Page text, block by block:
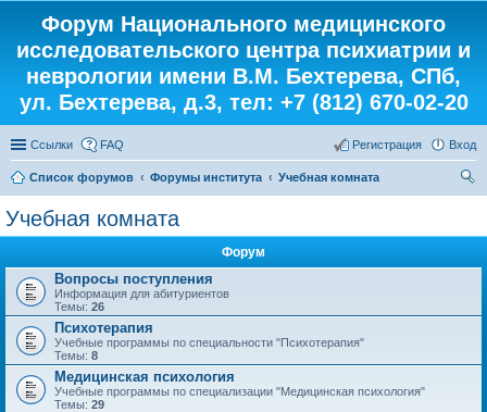
Форум Национального медицинского
исследовательского центра психиатрии и
неврологии имени В.М. Бехтерева, СПб,
ул. Бехтерева, д.3, тел: +7 (812) 670-02-20
Ссылки FAQ Вход
Регистрация
Список форумов Форумы института
Учебная комната
Учебная комната
Форум
Вопросы поступления
Информация для абитуриентов
Темы: 26
Психотерапия
Учебные программы по специальности "Психотерапия"
Темы: 8
Медицинская психология
Учебные программы по специализации "Медицинская психология"
Темы: 29